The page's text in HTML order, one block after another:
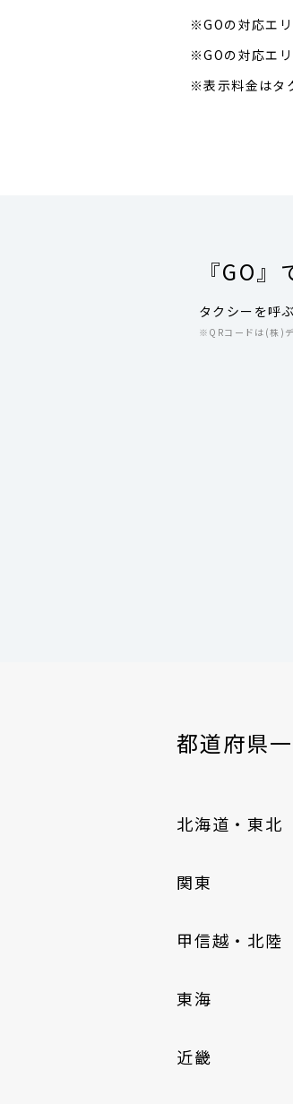
※GOの対応エ
※GOの対応エ
※表示料金はタ
『GO
タクシーを呼
※QRコードは(株)
都道府県
北海道・東北
関東
甲信越・北陸
東海
近畿